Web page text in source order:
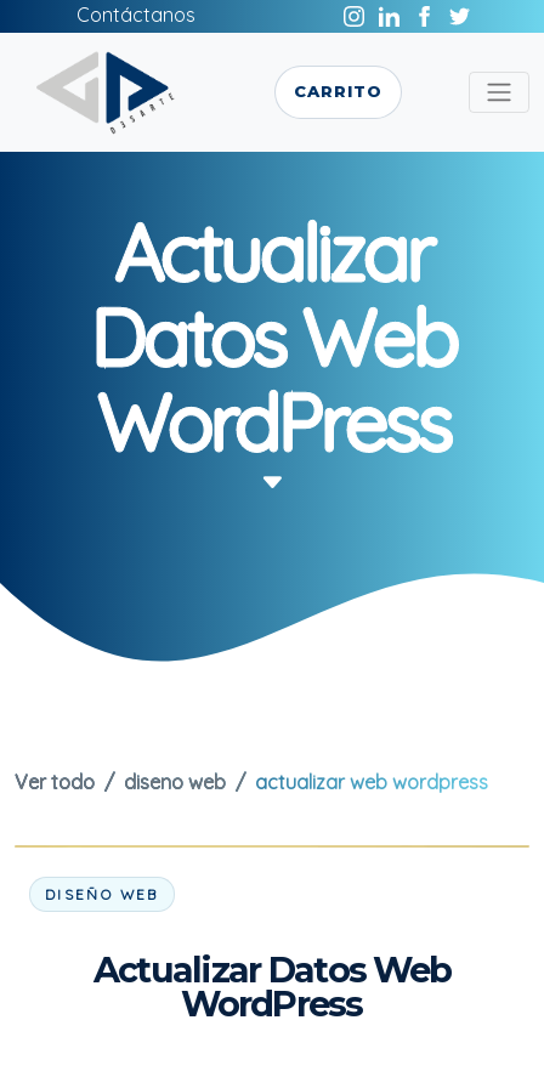
Contáctanos
CARRITO
Actualizar
Datos Web
WordPress
Ver todo diseno web actualizar web wordpress
DISEÑO WEB
Actualizar Datos Web
WordPress